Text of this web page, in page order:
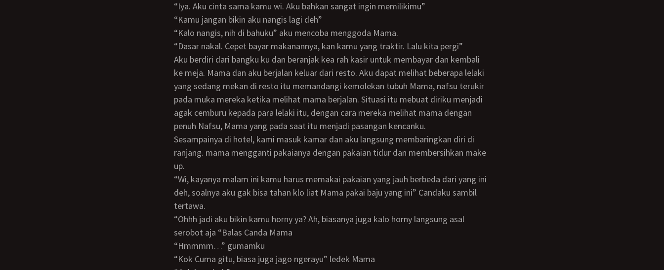
“iya. Aku cinta sama kamu wi. Aku bahkan sangat ingin memilikimu”
“kamu jangan bikin aku nangis lagi deh”
“kalo nangis, nih di bahuku” aku mencoba menggoda Mama.
“dasar nakal. Cepet bayar makanannya, kan kamu yang traktir. Lalu kita pergi”
Aku berdiri dari bangku ku dan beranjak kea rah kasir untuk membayar dan kembali
ke meja. Mama dan aku berjalan keluar dari resto. Aku dapat melihat beberapa lelaki
yang sedang mekan di resto itu memandangi kemolekan tubuh Mama, nafsu terukir
pada muka mereka ketika melihat mama berjalan. Situasi itu mebuat diriku menjadi
agak cemburu kepada para lelaki itu, dengan cara mereka melihat mama dengan
penuh Nafsu, Mama yang pada saat itu menjadi pasangan kencanku.
Sesampainya di hotel, kami masuk kamar dan aku langsung membaringkan diri di
ranjang. mama mengganti pakaianya dengan pakaian tidur dan membersihkan make
up.
“wi, kayanya malam ini kamu harus memakai pakaian yang jauh berbeda dari yang ini
deh, soalnya aku gak bisa tahan klo liat Mama pakai baju yang ini” Candaku sambil
tertawa.
“ohhh jadi aku bikin kamu horny ya? Ah, biasanya juga kalo horny langsung asal
serobot aja “Balas Canda Mama
“hmmmm…” gumamku
“kok Cuma gitu, biasa juga jago ngerayu” ledek Mama